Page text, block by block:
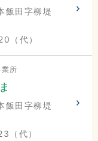
飯田字柳堤
（代）
所
飯田字柳堤
（代）